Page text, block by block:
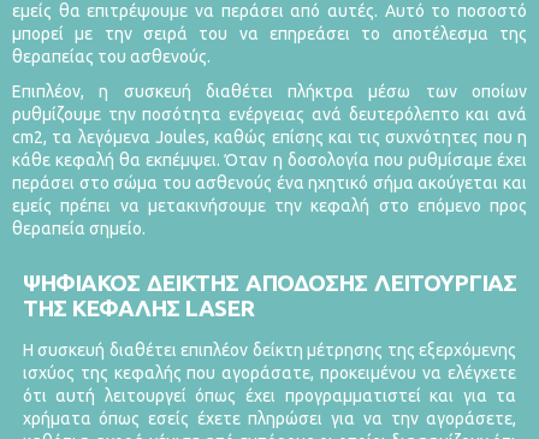
εμείς θα επιτρέψουμε να περάσει από αυτές. Αυτό το ποσοστό
μπορεί με την σειρά του να επηρεάσει το αποτέλεσμα της
θεραπείας του ασθενούς.
Επιπλέον, η συσκευή διαθέτει πλήκτρα μέσω των οποίων
ρυθμίζουμε την ποσότητα ενέργειας ανά δευτερόλεπτο και ανά
cm2, τα λεγόμενα Joules, καθώς επίσης και τις συχνότητες που η
κάθε κεφαλή θα εκπέμψει. Όταν η δοσολογία που ρυθμίσαμε έχει
περάσει στο σώμα του ασθενούς ένα ηχητικό σήμα ακούγεται και
εμείς πρέπει να μετακινήσουμε την κεφαλή στο επόμενο προς
θεραπεία σημείο.
ΨΗΦΙΑΚΟΣ ΔΕΙΚΤΗΣ ΑΠΟΔOΣΗΣ ΛΕΙΤΟΥΡΓΙΑΣ
ΤΗΣ ΚΕΦΑΛΗΣ LASER
Η συσκευή διαθέτει επιπλέον δείκτη μέτρησης της εξερχόμενης
ισχύος της κεφαλής που αγοράσατε, προκειμένου να ελέγχετε
ότι αυτή λειτουργεί όπως έχει προγραμματιστεί και για τα
χρήματα όπως εσείς έχετε πληρώσει για να την αγοράσετε,